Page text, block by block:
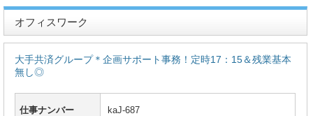
オフィスワーク
大手共済グループ＊企画サポート事務！定時17：15＆残業基本
無し◎
仕事ナンバー kaJ-687